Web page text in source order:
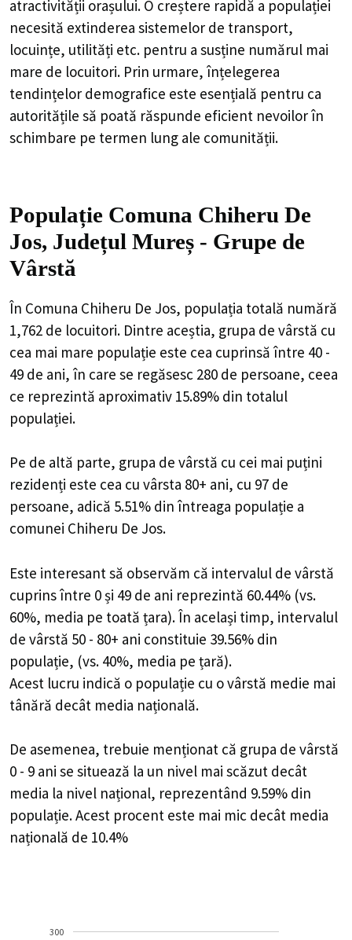
atractivității orașului. O creștere rapidă a populației
necesită extinderea sistemelor de transport,
locuințe, utilități etc. pentru a susține numărul mai
mare de locuitori. Prin urmare, înțelegerea
tendințelor demografice este esențială pentru ca
autoritățile să poată răspunde eficient nevoilor în
schimbare pe termen lung ale comunității.
Populație Comuna Chiheru De
Jos, Județul Mureș - Grupe de
Vârstă
În Comuna Chiheru De Jos, populația totală numără
1,762 de locuitori. Dintre aceștia, grupa de vârstă cu
cea mai mare populație este cea cuprinsă între 40 -
49 de ani, în care se regăsesc 280 de persoane, ceea
ce reprezintă aproximativ 15.89% din totalul
populației.
Pe de altă parte, grupa de vârstă cu cei mai puțini
rezidenți este cea cu vârsta 80+ ani, cu 97 de
persoane, adică 5.51% din întreaga populație a
comunei Chiheru De Jos.
Este interesant să observăm că intervalul de vârstă
cuprins între 0 și 49 de ani reprezintă 60.44% (vs.
60%, media pe toată țara). În același timp, intervalul
de vârstă 50 - 80+ ani constituie 39.56% din
populație, (vs. 40%, media pe țară).
Acest lucru indică o populație cu o vârstă medie mai
tânără decât media națională.
De asemenea, trebuie menționat că grupa de vârstă
0 - 9 ani se situează la un nivel mai scăzut decât
media la nivel național, reprezentând 9.59% din
populație. Acest procent este mai mic decât media
națională de 10.4%
300